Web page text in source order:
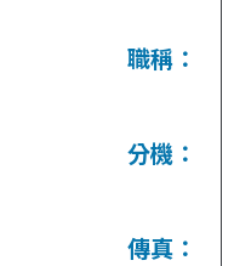
職稱：
分機：
傳真：